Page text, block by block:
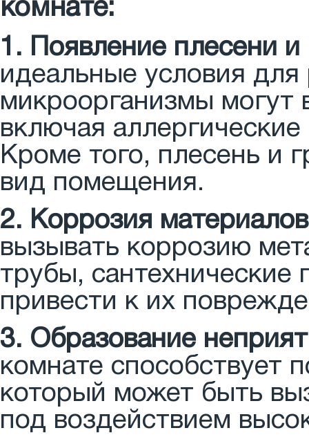
комнате:
1. Появление плесени и
идеальные условия
микроорганизмы могут
включая
Кроме того, плесень и
вид помещения.
2. Коррозия
вызывать коррозию
трубы,
привести к их
3. Образование
комнате способствует
который может быть
под воздействием